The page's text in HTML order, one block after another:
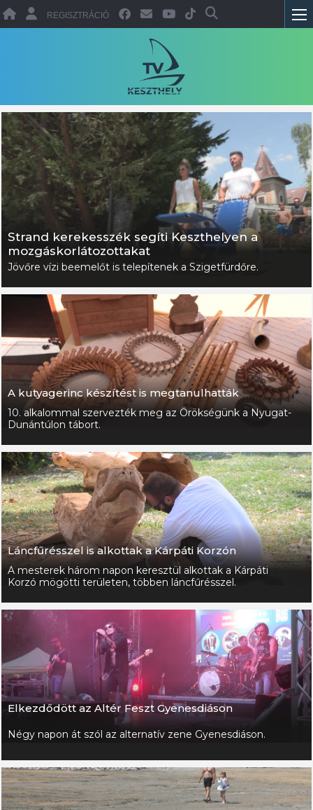
REGISZTRÁCIÓ
Strand kerekesszék segíti Keszthelyen a
mozgáskorlátozottakat
Jövőre vízi beemelőt is telepítenek a Szigetfürdőre.
A kutyagerinc készítést is megtanulhatták
10. alkalommal szervezték meg az Örökségünk a Nyugat-
Dunántúlon tábort.
Láncfűrésszel is alkottak a Kárpáti Korzón
A mesterek három napon keresztül alkottak a Kárpáti
Korzó mögötti területen, többen láncfűrésszel.
Elkezdődött az Altér Feszt Gyenesdiáson
Négy napon át szól az alternatív zene Gyenesdiáson.